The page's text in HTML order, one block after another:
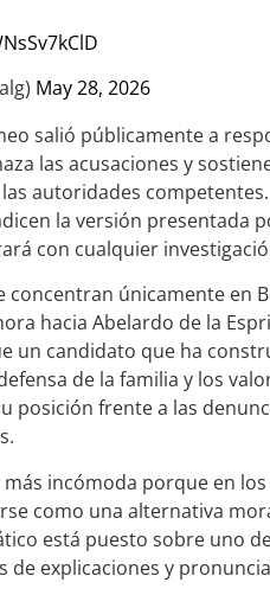
May 28, 2026
salió públicamente a
las acusaciones y
autoridades
la versión presentada
con cualquier
concentran únicamente en
hacia Abelardo de la
un candidato que ha
de la familia y los
posición frente a las
incómoda porque en
como una alternativa
está puesto sobre uno
de explicaciones y